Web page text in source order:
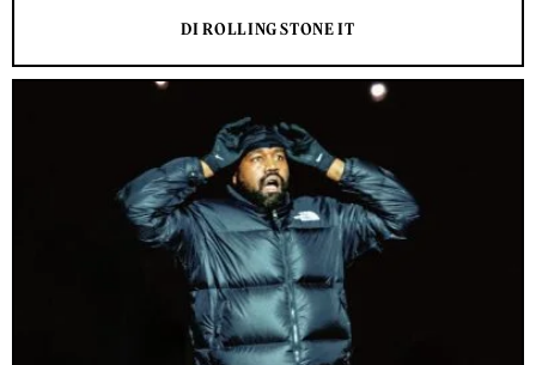
DI ROLLING STONE IT